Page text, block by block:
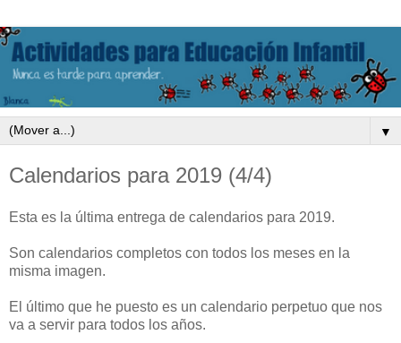
▼
Calendarios para 2019 (4/4)
Esta es la última entrega de calendarios para 2019.
Son calendarios completos con todos los meses en la
misma imagen.
El último que he puesto es un calendario perpetuo que nos
va a servir para todos los años.